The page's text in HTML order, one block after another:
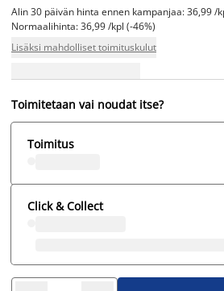
Alin 30 päivän hinta ennen kampanjaa: 36,99 /
Normaalihinta: 36,99 /kpl (-46%)
Lisäksi mahdolliset toimituskulut
Toimitetaan vai noudat itse?
Toimitus
Click & Collect